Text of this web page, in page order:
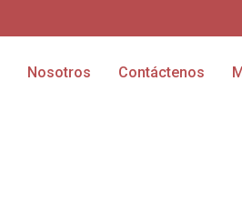
Nosotros Contáctenos